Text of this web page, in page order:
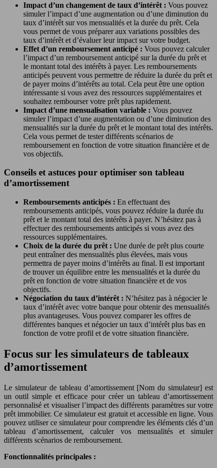
Impact d’un changement de taux d’intérêt : Vous pouvez
simuler l’impact d’une augmentation ou d’une diminution du
taux d’intérêt sur vos mensualités et la durée du prêt. Cela
vous permet de vous préparer aux variations possibles des
taux d’intérêt et d’évaluer leur impact sur votre budget.
Effet d’un remboursement anticipé : Vous pouvez calculer
l’impact d’un remboursement anticipé sur la durée du prêt et
le montant total des intérêts à payer. Les remboursements
anticipés peuvent vous permettre de réduire la durée du prêt et
de payer moins d’intérêts au total. Cela peut être une option
intéressante si vous avez des ressources supplémentaires et
souhaitez rembourser votre prêt plus rapidement.
Impact d’une mensualisation variable : Vous pouvez
simuler l’impact d’une augmentation ou d’une diminution des
mensualités sur la durée du prêt et le montant total des intérêts.
Cela vous permet de tester différents scénarios de
remboursement en fonction de votre situation financière et de
vos objectifs.
Conseils et astuces pour optimiser son tableau
d’amortissement
Remboursements anticipés : En effectuant des
remboursements anticipés, vous pouvez réduire la durée du
prêt et le montant total des intérêts à payer. N’hésitez pas à
effectuer des remboursements anticipés si vous avez des
ressources supplémentaires.
Choix de la durée du prêt : Une durée de prêt plus courte
peut entraîner des mensualités plus élevées, mais vous
permettra de payer moins d’intérêts au final. Il est important
de trouver un équilibre entre les mensualités et la durée du
prêt en fonction de votre situation financière et de vos
objectifs.
Négociation du taux d’intérêt : N’hésitez pas à négocier le
taux d’intérêt avec votre banque pour obtenir des mensualités
plus avantageuses. Vous pouvez comparer les offres de
différentes banques et négocier un taux d’intérêt plus bas en
fonction de votre profil et de votre situation financière.
Focus sur les simulateurs de tableaux
d’amortissement
Le simulateur de tableau d’amortissement [Nom du simulateur] est
un outil simple et efficace pour créer un tableau d’amortissement
personnalisé et visualiser l’impact des différents paramètres sur votre
prêt immobilier. Ce simulateur est gratuit et accessible en ligne. Vous
pouvez utiliser ce simulateur pour comprendre les éléments clés d’un
tableau d’amortissement, calculer vos mensualités et simuler
différents scénarios de remboursement.
Fonctionnalités principales :